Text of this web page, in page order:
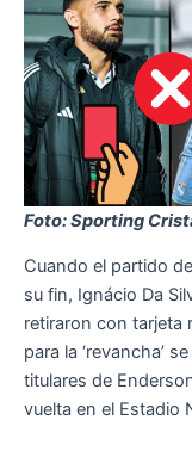
Foto: Sporting
Cuando el partido
su fin, Ignácio Da
retiraron con tarjeta
para la ‘revancha’
titulares de
vuelta en el Estadio